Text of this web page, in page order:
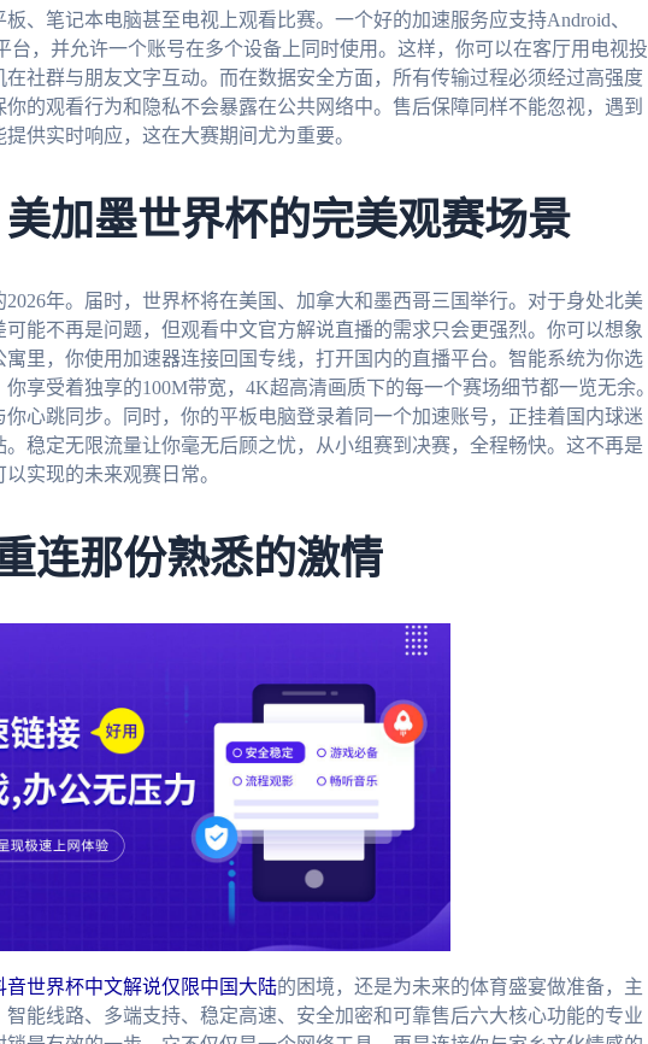
、笔记本电脑甚至电视上观看比赛。一个好的加速服务应支持Android、
台，并允许一个账号在多个设备上同时使用。这样，你可以在客厅用电视投
社群与朋友文字互动。而在数据安全方面，所有传输过程必须经过高强度
的观看行为和隐私不会暴露在公共网络中。售后保障同样不能忽视，遇到
供实时响应，这在大赛期间尤为重要。
加墨世界杯的完美观赛场景
年。届时，世界杯将在美国、加拿大和墨西哥三国举行。对于身处北美
能不再是问题，但观看中文官方解说直播的需求只会更强烈。你可以想象
里，你使用加速器连接回国专线，打开国内的直播平台。智能系统为你选
享受着独享的100M带宽，4K超高清画质下的每一个赛场细节都一览无余。
心跳同步。同时，你的平板电脑登录着同一个加速账号，正挂着国内球迷
稳定无限流量让你毫无后顾之忧，从小组赛到决赛，全程畅快。这不再是
实现的未来观赛日常。
连那份熟悉的激情
音世界杯中文解说仅限中国大陆的困境，还是为未来的体育盛宴做准备，主
能线路、多端支持、稳定高速、安全加密和可靠售后六大核心功能的专业